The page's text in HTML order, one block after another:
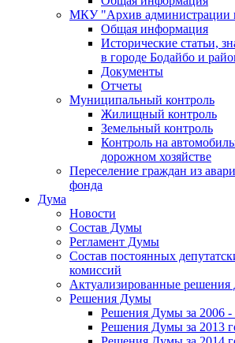
МКУ "Архив администрации
Общая информация
Исторические статьи,
в городе Бодайбо и
Документы
Отчеты
Муниципальный контроль
Жилищный контроль
Земельный контроль
Контроль на
дорожном хозяйстве
Переселение граждан из
фонда
Дума
Новости
Состав Думы
Регламент Думы
Состав постоянных
комиссий
Актуализированные
Решения Думы
Решения Думы за 2006 -
Решения Думы за 2013